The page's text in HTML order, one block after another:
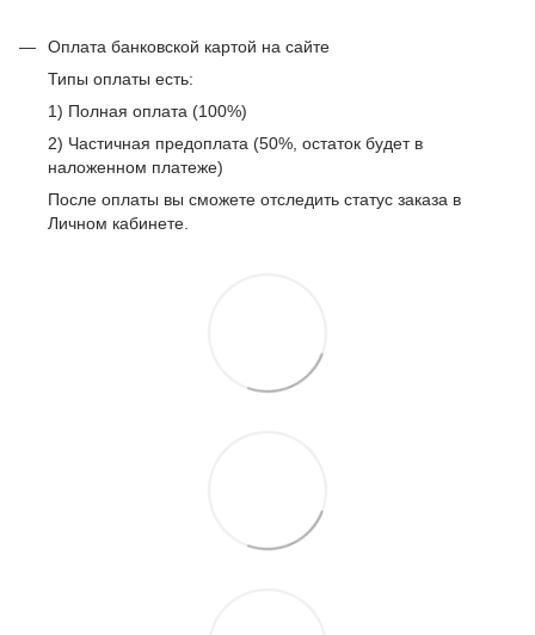
Оплата банковской картой на сайте
Типы оплаты есть:
1) Полная оплата (100%)
2) Частичная предоплата (50%, остаток будет в
наложенном платеже)
После оплаты вы сможете отследить статус заказа в
Личном кабинете.